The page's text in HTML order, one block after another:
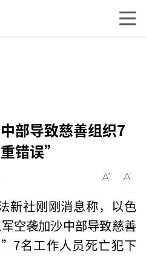
部导致慈善组织7
错误”
新社刚刚消息称，以色
空袭加沙中部导致慈善
名工作人员死亡犯下